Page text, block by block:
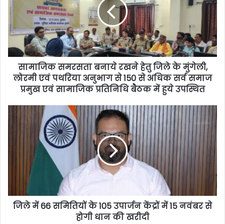
सामाजिक समरसता बनाये रखने हेतु जिले के मुंगेली,
लोरमी एवं पथरिया अनुभाग से 150 से अधिक सर्व समाज
प्रमुख एवं सामाजिक प्रतिनिधि बैठक में हुये उपस्थित
जिले में 66 समितियों के 105 उपार्जन केंद्रों में 15 नवंबर से
होगी धान की खरीदी